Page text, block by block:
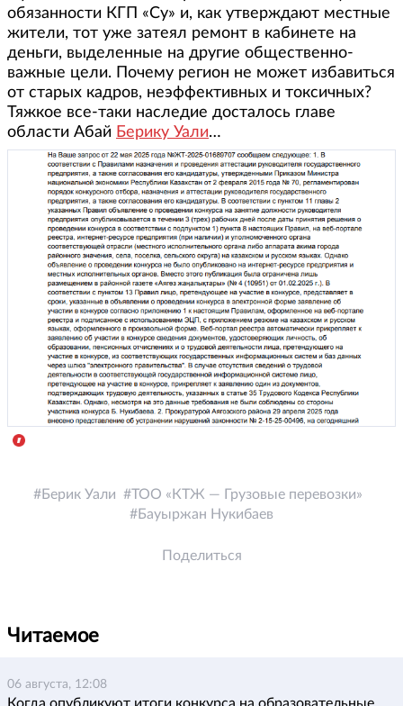
обязанности КГП «Су» и, как утверждают местные
жители, тот уже затеял ремонт в кабинете на
деньги, выделенные на другие общественно-
важные цели. Почему регион не может избавиться
от старых кадров, неэффективных и токсичных?
Тяжкое все-таки наследие досталось главе
области Абай Берику Уали…
Берик Уали
ТОО «КТЖ — Грузовые перевозки»
Бауыржан Нукибаев
Поделиться
Читаемое
06 августа, 12:08
Когда опубликуют итоги конкурса на образовательные